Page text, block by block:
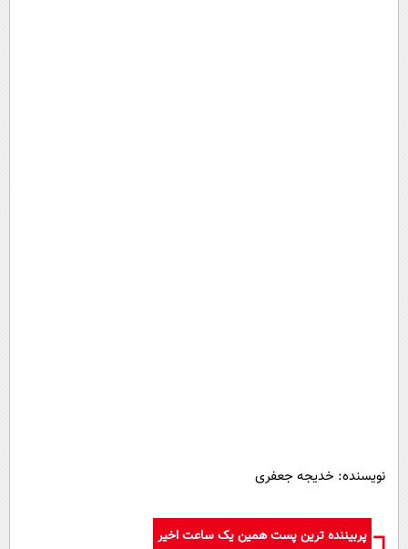
نویسنده: خدیجه جعفری
پربیننده ترین پست همین یک ساعت اخیر